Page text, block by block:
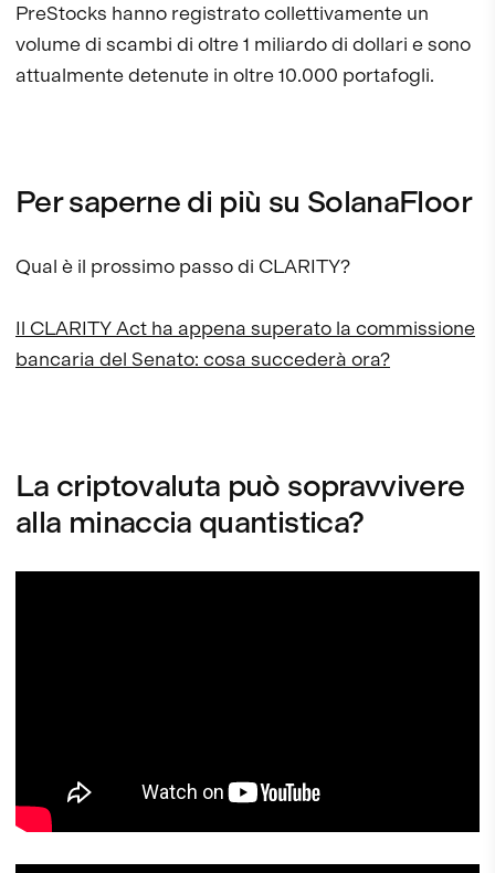
PreStocks hanno registrato collettivamente un
volume di scambi di oltre 1 miliardo di dollari e sono
attualmente detenute in oltre 10.000 portafogli.
Per saperne di più su SolanaFloor
Qual è il prossimo passo di CLARITY?
Il CLARITY Act ha appena superato la commissione
bancaria del Senato: cosa succederà ora?
La criptovaluta può sopravvivere
alla minaccia quantistica?